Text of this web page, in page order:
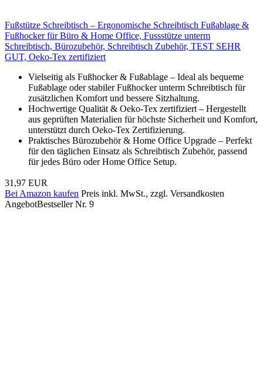
Fußstütze Schreibtisch – Ergonomische Schreibtisch Fußablage &
Fußhocker für Büro & Home Office, Fussstütze unterm
Schreibtisch, Bürozubehör, Schreibtisch Zubehör, TEST SEHR
GUT, Oeko-Tex zertifiziert
Vielseitig als Fußhocker & Fußablage – Ideal als bequeme
Fußablage oder stabiler Fußhocker unterm Schreibtisch für
zusätzlichen Komfort und bessere Sitzhaltung.
Hochwertige Qualität & Oeko-Tex zertifiziert – Hergestellt
aus geprüften Materialien für höchste Sicherheit und Komfort,
unterstützt durch Oeko-Tex Zertifizierung.
Praktisches Bürozubehör & Home Office Upgrade – Perfekt
für den täglichen Einsatz als Schreibtisch Zubehör, passend
für jedes Büro oder Home Office Setup.
31,97 EUR
Bei Amazon kaufen Preis inkl. MwSt., zzgl. Versandkosten
AngebotBestseller Nr. 9